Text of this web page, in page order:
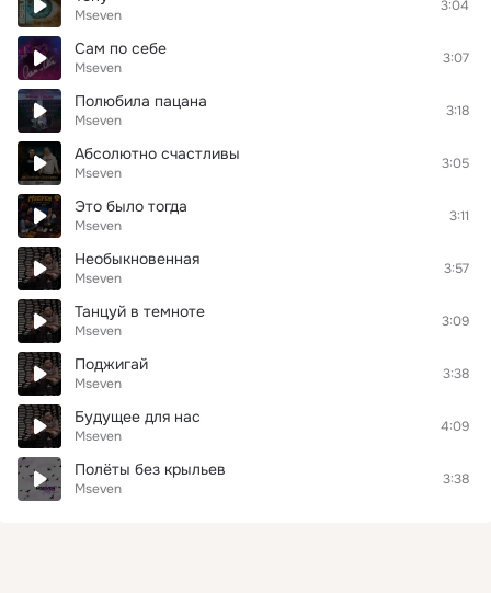
Mseven
3:04
Сам по себе
Mseven
3:07
Полюбила пацана
Mseven
3:18
Абсолютно счастливы
Mseven
3:05
Это было тогда
Mseven
3:11
Необыкновенная
Mseven
3:57
Танцуй в темноте
Mseven
3:09
Поджигай
Mseven
3:38
Будущее для нас
Mseven
4:09
Полёты без крыльев
Mseven
3:38